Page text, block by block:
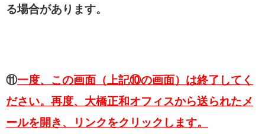
る場合があります。
⑪一度、この画面（上記⑩の画面）は終了してく
ださい。再度、大橋正和オフィスから送られたメ
ールを開き、リンクをクリックします。